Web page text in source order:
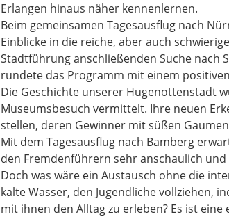
Erlangen hinaus näher kennenlernen.
Beim gemeinsamen Tagesausflug nach
Einblicke in die reiche, aber auch
Stadtführung anschließenden Suche nach
rundete das Programm mit einem
Die Geschichte unserer Hugenottenstadt
Museumsbesuch vermittelt. Ihre neuen
stellen, deren Gewinner mit süßen
Mit dem Tagesausflug nach Bamberg
den Fremdenführern sehr anschaulich
Doch was wäre ein Austausch ohne die
kalte Wasser, den Jugendliche vollziehen,
mit ihnen den Alltag zu erleben? Es ist